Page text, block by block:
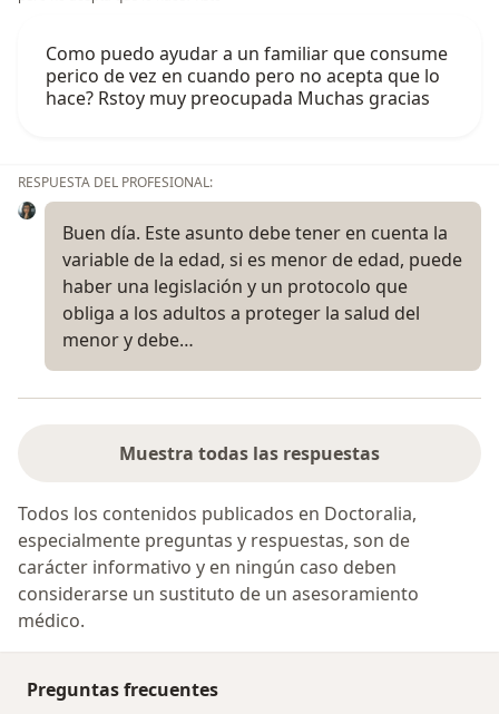
Como puedo ayudar a un familiar que consume
perico de vez en cuando pero no acepta que lo
hace? Rstoy muy preocupada Muchas gracias
RESPUESTA DEL PROFESIONAL:
Buen día. Este asunto debe tener en cuenta la
variable de la edad, si es menor de edad, puede
haber una legislación y un protocolo que
obliga a los adultos a proteger la salud del
menor y debe…
Muestra todas las respuestas
Todos los contenidos publicados en Doctoralia,
especialmente preguntas y respuestas, son de
carácter informativo y en ningún caso deben
considerarse un sustituto de un asesoramiento
médico.
Preguntas frecuentes